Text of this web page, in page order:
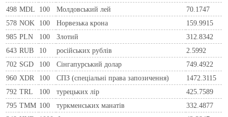
498 MDL 100 Молдовський лей
70.1747
578 NOK 100 Норвезька крона
159.9915
985 PLN 100 Злотий
312.8342
643 RUB 10 російських рублів
2.5992
702 SGD 100 Сінгапурський долар
749.4922
960 XDR 100 СПЗ (спеціальні права запозичення)
1472.3115
792 TRL 100 турецьких лір
425.7589
795 TMM 100 туркменських манатів
332.4877